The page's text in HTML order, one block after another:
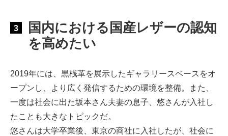
3
国内における国産レザーの認知
を高めたい
2019年には、黒桟革を展示したギャラリースペースをオ
ープンし、より広く発信するための環境を整備。また、
一度は社会に出た坂本さん夫妻の息子、悠さんが入社し
たことも大きなトピックだ。
悠さんは大学卒業後、東京の商社に入社したが、社会に